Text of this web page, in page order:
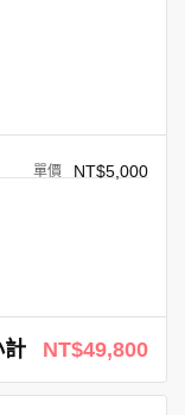
NT$5,000
計 NT$49,800